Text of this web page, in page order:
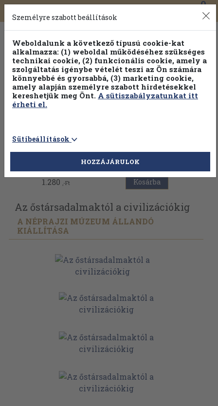
Toggle
navigation
0
Vissza az előző oldalra
1.280 ,-Ft Kosárba
Az őstársadalmaktól a civilizációkig
A NÉPRAJZI MÚZEUM ÁLLANDÓ
KIÁLLÍTÁSA
Személyre szabott beállítások
Weboldalunk a következő típusú cookie-kat
alkalmazza: (1) weboldal működéséhez szükséges
technikai cookie, (2) funkcionális cookie, amely a
szolgáltatás igénybe vételét teszi az Ön számára
könnyebbé és gyorsabbá, (3) marketing cookie,
amely alapján személyre szabott hirdetésekkel
kereshetjük meg Önt. A sütiszabályzatunkat itt
érheti el.
Sütibeállítások
HOZZÁJÁRULOK